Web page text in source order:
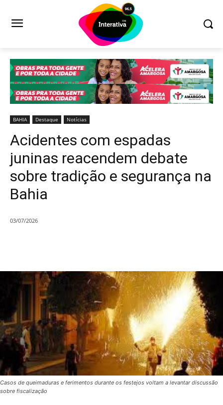
BAHIA Destaque Notícias
Acidentes com espadas
juninas reacendem debate
sobre tradição e segurança na
Bahia
03/07/2026
Casos de queimaduras e ferimentos durante os festejos voltam a levantar discussão
sobre fiscalização